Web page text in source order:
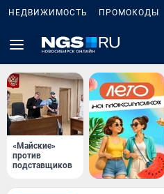
НЕДВИЖИМОСТЬ ПРОМОКОДЫ
«Майские»
против
подставщиков